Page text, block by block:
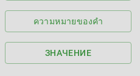
ความหมายของคำ
ЗНАЧЕНИЕ